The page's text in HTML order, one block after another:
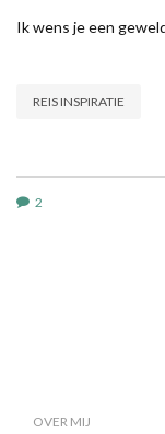
Ik wens je een
REIS INSPIRATIE
2
OVER MIJ